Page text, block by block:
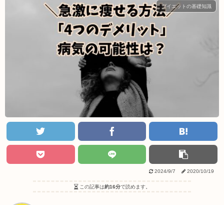
ダイエットの基礎知識
2024/9/7 2020/10/19
この記事は約16分で読めます。